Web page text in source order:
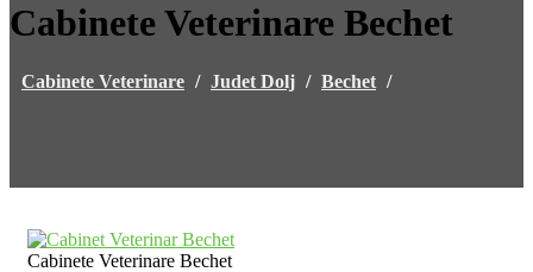
Cabinete Veterinare Bechet
Cabinete Veterinare / Judet Dolj / Bechet /
Cabinete Veterinare Bechet